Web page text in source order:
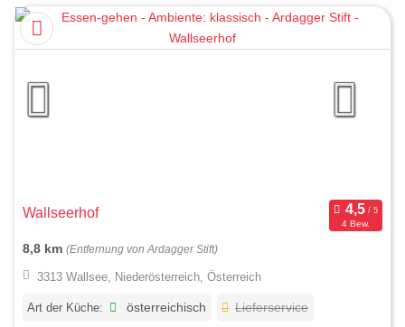
Wallseerhof
4 Bew.
8,8 km (Entfernung von Ardagger Stift)
3313 Wallsee, Niederösterreich, Österreich
Art der Küche: österreichisch Lieferservice